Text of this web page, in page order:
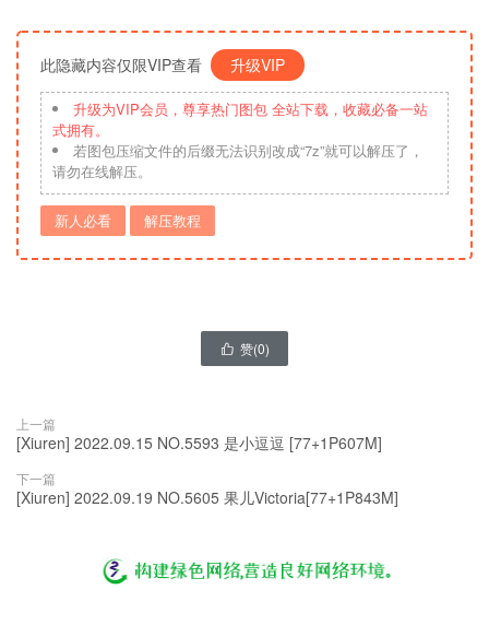
此隐藏内容仅限VIP查看 升级VIP
升级为VIP会员，尊享热门图包 全站下载，收藏必备一站
式拥有。
若图包压缩文件的后缀无法识别改成“7z”就可以解压了，
请勿在线解压。
新人必看 解压教程
 赞(0)
上一篇
[Xiuren] 2022.09.15 NO.5593 是小逗逗 [77+1P607M]
下一篇
[Xiuren] 2022.09.19 NO.5605 果儿Victoria[77+1P843M]